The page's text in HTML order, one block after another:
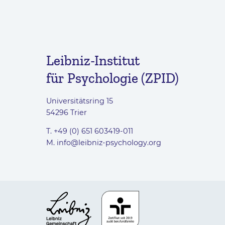
Leibniz-Institut
für Psychologie (ZPID)
Universitätsring 15
54296 Trier
T. +49 (0) 651 603419-011
M. info@leibniz-psychology.org